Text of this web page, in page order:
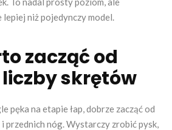
niż pojedynczy model.
zacząć od
skrętów
pęka na etapie łap, dobrze zacząć od
przednich nóg. Wystarczy zrobić pysk,